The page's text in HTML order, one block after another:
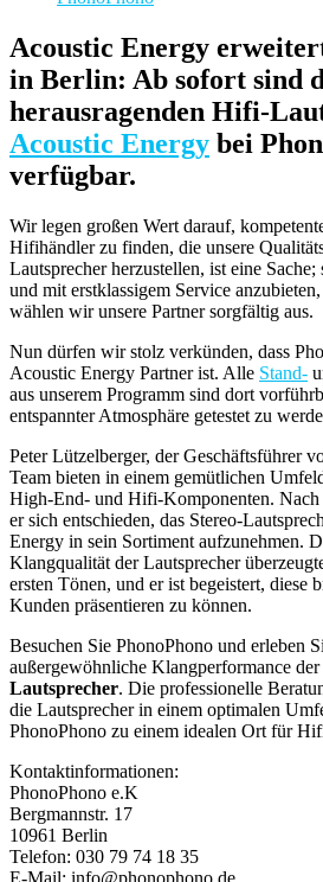
Acoustic Energy
in Berlin: Ab sofort sind
herausragenden Hifi-
Acoustic Energy bei
verfügbar.
Wir legen großen Wert darauf,
Hifihändler zu finden, die unsere
Lautsprecher herzustellen, ist eine
und mit erstklassigem Service
wählen wir unsere Partner sorgfältig aus.
Nun dürfen wir stolz verkünden, dass
Acoustic Energy Partner ist. Alle Stand-
aus unserem Programm sind dort
entspannter Atmosphäre getestet zu
Peter Lützelberger, der Geschäftsführer
Team bieten in einem gemütlichen
High-End- und Hifi-Komponenten. Nach
er sich entschieden, das Stereo-
Energy in sein Sortiment aufzunehmen.
Klangqualität der Lautsprecher
ersten Tönen, und er ist begeistert, diese
Kunden präsentieren zu können.
Besuchen Sie PhonoPhono und erleben
außergewöhnliche Klangperformance
Lautsprecher. Die professionelle
die Lautsprecher in einem optimalen
PhonoPhono zu einem idealen Ort für
Kontaktinformationen:
PhonoPhono e.K
Bergmannstr. 17
10961 Berlin
Telefon: 030 79 74 18 35